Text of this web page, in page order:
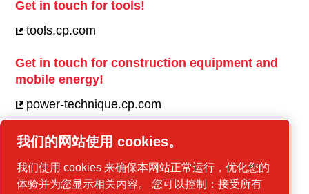
Get in touch for tools!
tools.cp.com
Get in touch for construction equipment and
mobile energy!
power-technique.cp.com
YouTube
我们的网站使用 cookies。
我们使用 cookies 来确保本网站正常运行，优化您的
体验并为您显示相关内容。 您可以控制：接受所有